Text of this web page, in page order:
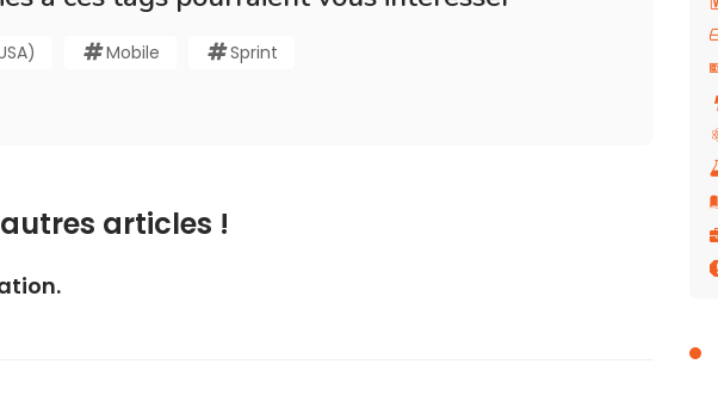
Mobile Sprint
articles !